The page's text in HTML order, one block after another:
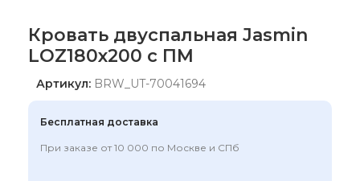
Кровать двуспальная Jasmin
LOZ180х200 с ПМ
Артикул: BRW_UT-70041694
Бесплатная доставка
При заказе от 10 000 по Москве и СПб